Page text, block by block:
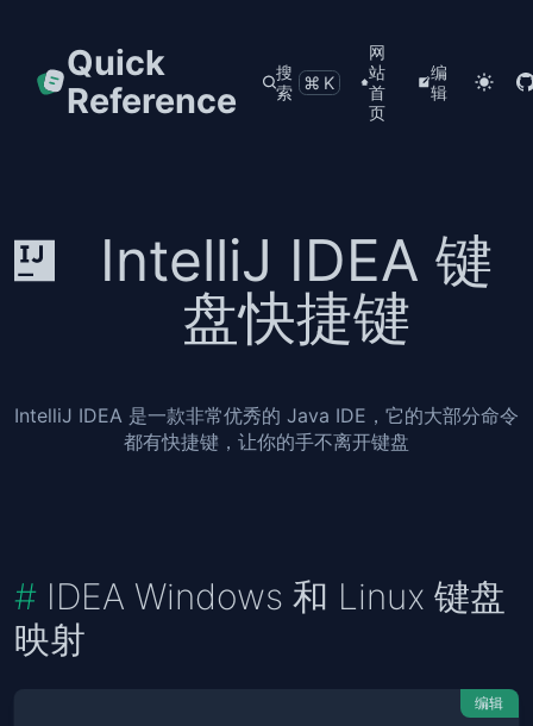
Quick
Reference
搜
索
⌘K
网
站
首
页
编
辑
IntelliJ IDEA 键
盘快捷键
IntelliJ IDEA 是一款非常优秀的 Java IDE，它的大部分命令
都有快捷键，让你的手不离开键盘
IDEA Windows 和 Linux 键盘
映射
编辑